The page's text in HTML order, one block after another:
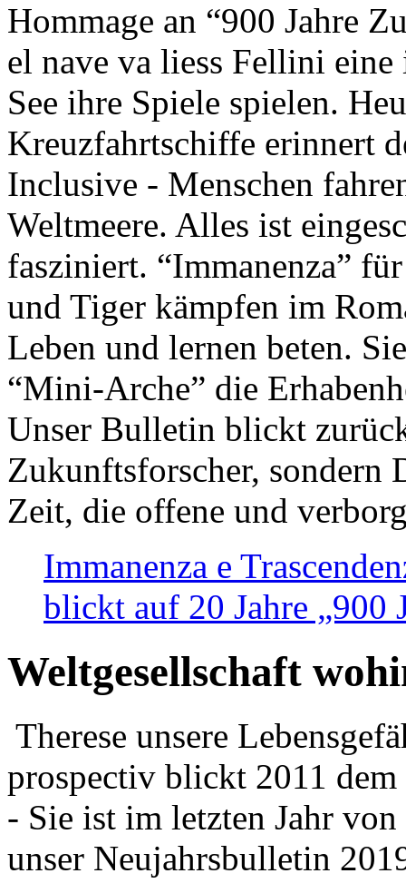
Hommage an “900 Jahre
el nave va liess Fellini
See ihre Spiele spielen.
Kreuzfahrtschiffe erinnert
Inclusive - Menschen
Weltmeere. Alles ist
fasziniert. “Immanenza”
und Tiger kämpfen im
Leben und lernen beten.
“Mini-Arche” die
Unser Bulletin blickt
Zukunftsforscher, sondern
Zeit, die offene und
Immanenza e
blickt auf 20 Jahre „900
Weltgesellschaft
Therese unsere
prospectiv blickt 2011
- Sie ist im letzten Jahr
unser Neujahrsbulletin